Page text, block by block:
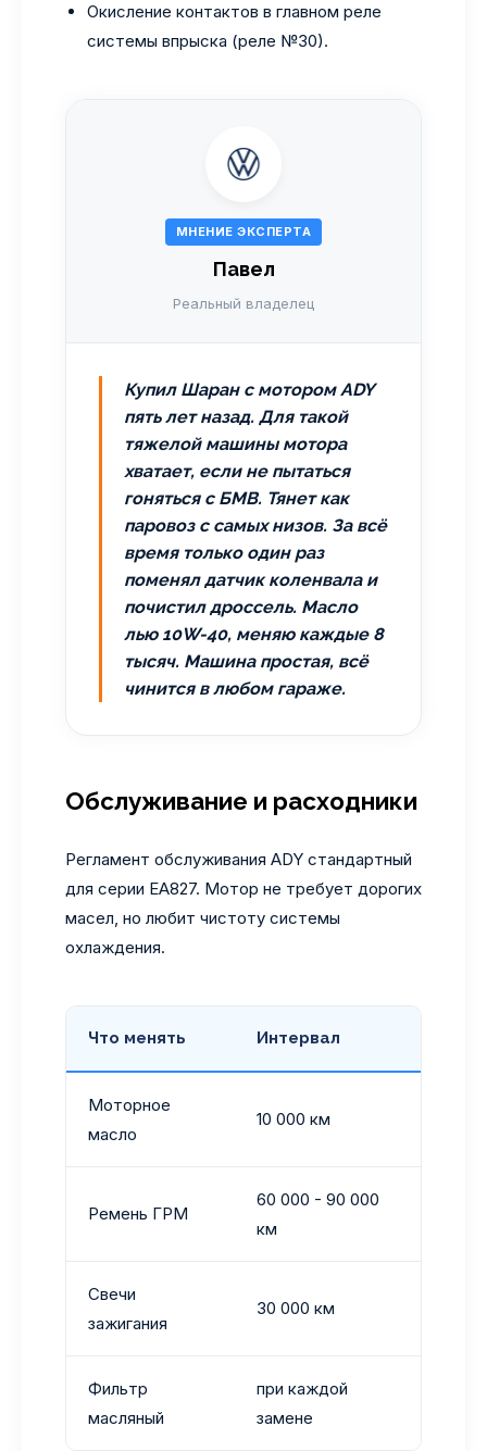
Окисление контактов в главном реле
системы впрыска (реле №30).
МНЕНИЕ ЭКСПЕРТА
Павел
Реальный владелец
Купил Шаран с мотором ADY
пять лет назад. Для такой
тяжелой машины мотора
хватает, если не пытаться
гоняться с БМВ. Тянет как
паровоз с самых низов. За всё
время только один раз
поменял датчик коленвала и
почистил дроссель. Масло
лью 10W-40, меняю каждые 8
тысяч. Машина простая, всё
чинится в любом гараже.
Обслуживание и расходники
Регламент обслуживания ADY стандартный
для серии EA827. Мотор не требует дорогих
масел, но любит чистоту системы
охлаждения.
Что менять Интервал
Моторное
масло
10 000 км
Ремень ГРМ
60 000 - 90 000
км
Свечи
зажигания
30 000 км
Фильтр
масляный
при каждой
замене